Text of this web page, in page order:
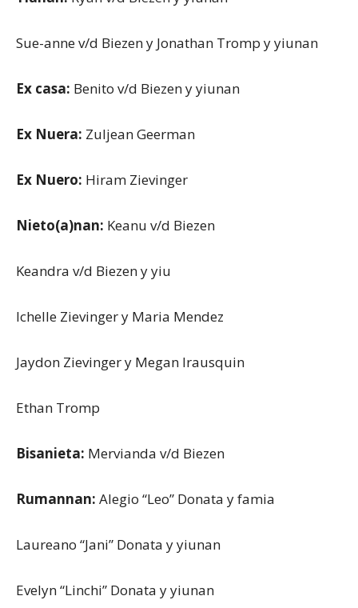
Sue-anne v/d Biezen y Jonathan Tromp y yiunan
Ex casa: Benito v/d Biezen y yiunan
Ex Nuera: Zuljean Geerman
Ex Nuero: Hiram Zievinger
Nieto(a)nan: Keanu v/d Biezen
Keandra v/d Biezen y yiu
Ichelle Zievinger y Maria Mendez
Jaydon Zievinger y Megan Irausquin
Ethan Tromp
Bisanieta: Mervianda v/d Biezen
Rumannan: Alegio “Leo” Donata y famia
Laureano “Jani” Donata y yiunan
Evelyn “Linchi” Donata y yiunan